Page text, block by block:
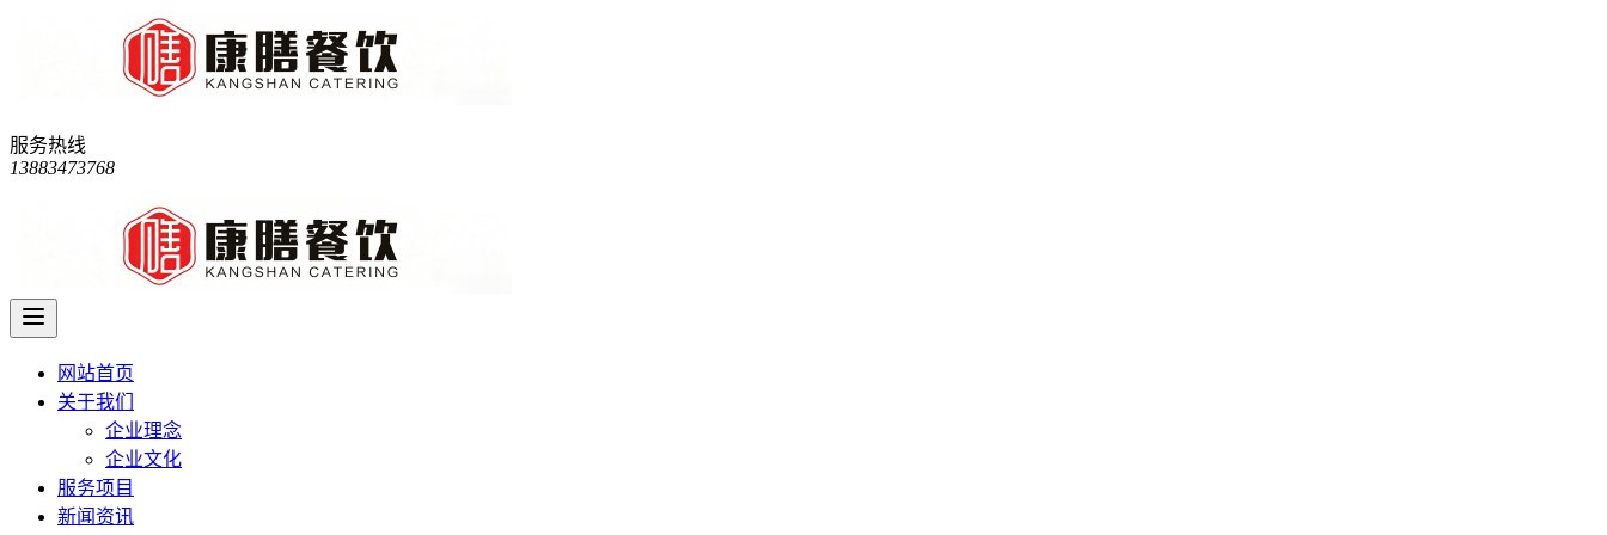
服务热线
13883473768
网站首页
关于我们
企业理念
企业文化
服务项目
新闻资讯